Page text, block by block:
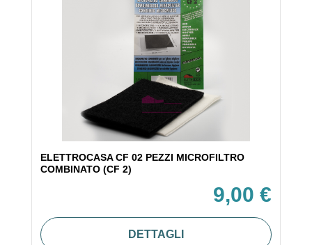
ELETTROCASA CF 02 PEZZI MICROFILTRO
COMBINATO (CF 2)
9,00 €
DETTAGLI